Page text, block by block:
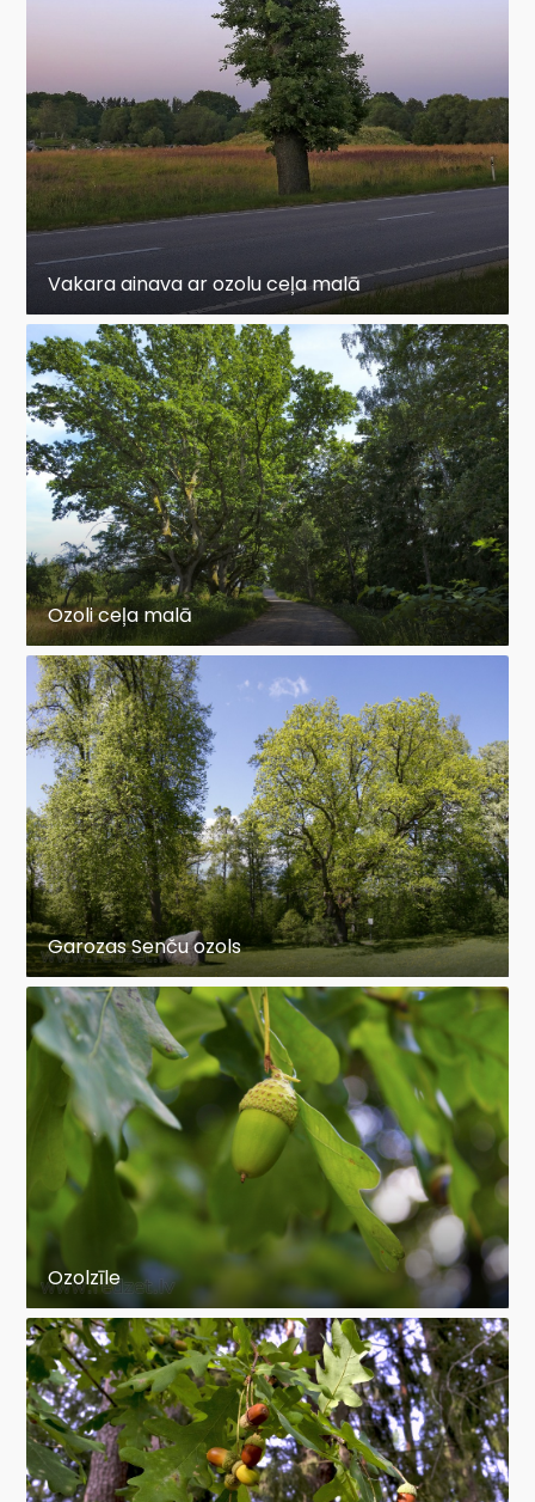
Vakara ainava ar ozolu ceļa malā
Ozoli ceļa malā
Garozas Senču ozols
Ozolzīle